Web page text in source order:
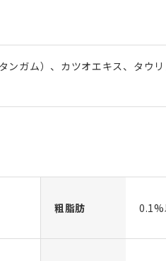
ガム）、カツオエキス、タウ
粗脂肪